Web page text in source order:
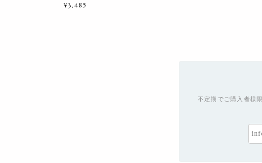
¥3,485
不定期でご購入者様